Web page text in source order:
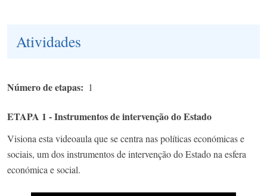
Atividades
Número de etapas 1
ETAPA 1 - Instrumentos de intervenção do Estado
Visiona esta videoaula que se centra nas políticas económicas e
sociais, um dos instrumentos de intervenção do Estado na esfera
económica e social.